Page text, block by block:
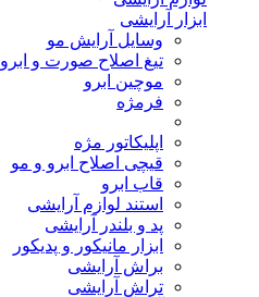
ابزار آرایشی
وسایل آرایش مو
تیغ اصلاح صورت و ابرو
موچین ابرو
فرمژه
اپلیکاتور مژه
قیچی اصلاح ابرو و مو
قاب ابرو
استند لوازم آرایشی
پد و بلندر آرایشی
ابزار مانیکور و پدیکور
براش آرایشی
تراش آرایشی